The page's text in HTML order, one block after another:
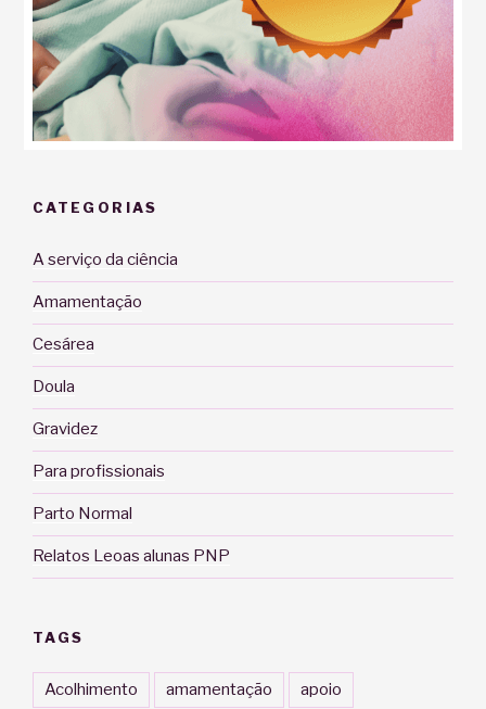
CATEGORIAS
A serviço da ciência
Amamentação
Cesárea
Doula
Gravidez
Para profissionais
Parto Normal
Relatos Leoas alunas PNP
TAGS
Acolhimento amamentação apoio